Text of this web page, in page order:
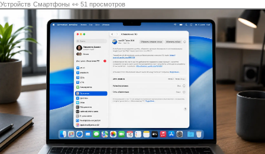
Устройств Смартфоны 👀 51 просмотров